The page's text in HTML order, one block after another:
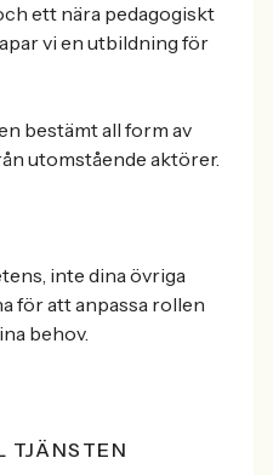
ett nära pedagogiskt
vi en utbildning för
bestämt all form av
utomstående aktörer.
inte dina övriga
för att anpassa rollen
behov.
TJÄNSTEN